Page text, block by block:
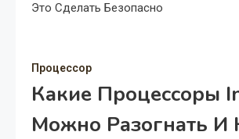
Это Сделать Безопасно
Процессор
Какие Процессоры
Можно Разогнать И